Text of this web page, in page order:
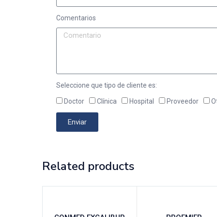
Comentarios
Seleccione que tipo de cliente es:
Doctor Clínica Hospital Proveedor
Enviar
Related products